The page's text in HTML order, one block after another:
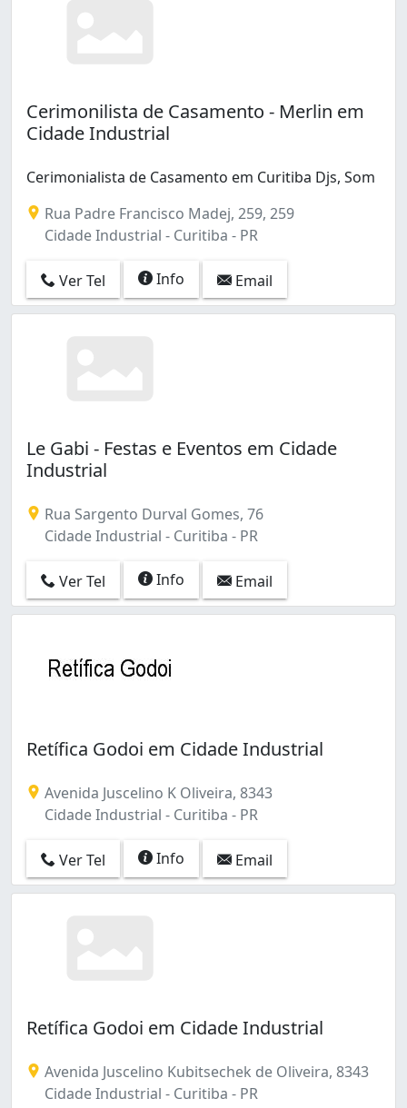
São Francisco (3)
São Lourenço (1)
Taboão (1)
Tatuquara (2)
Tingui (3)
Umbará (1)
Vila Izabel (5)
Cerimonilista de Casamento - Merlin em
Cidade Industrial
Cerimonialista de Casamento em Curitiba Djs, Som
Rua Padre Francisco Madej, 259, 259
Cidade Industrial - Curitiba - PR
Ver Tel Info Email
Le Gabi - Festas e Eventos em Cidade
Industrial
Rua Sargento Durval Gomes, 76
Cidade Industrial - Curitiba - PR
Ver Tel Info Email
Retífica Godoi em Cidade Industrial
Avenida Juscelino K Oliveira, 8343
Cidade Industrial - Curitiba - PR
Ver Tel Info Email
Retífica Godoi em Cidade Industrial
Avenida Juscelino Kubitsechek de Oliveira, 8343
Cidade Industrial - Curitiba - PR